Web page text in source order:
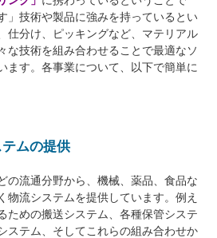
」技術や製品に強みを持っているとい
仕分け、ピッキングなど、マテリアル
な技術を組み合わせることで最適なソ
ます。各事業について、以下で簡単に
ムの提供
の流通分野から、機械、薬品、食品な
物流システムを提供しています。例え
ための搬送システム、各種保管システ
ステム、そしてこれらの組み合わせか